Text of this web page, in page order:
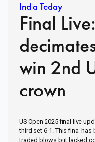
India Today
Final
win 2nd
crown
US Open 2025 final live
third set 6-1. This final has
traded blows but lacked